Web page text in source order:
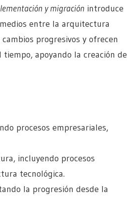
y migración introduce
entre la arquitectura
progresivos y ofrecen
apoyando la creación de
procesos empresariales,
incluyendo procesos
tecnológica.
la progresión desde la